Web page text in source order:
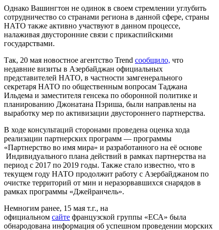
Однако Вашингтон не одинок в своем стремлении углубить
сотрудничество со странами региона в данной сфере, страны
НАТО также активно участвуют в данном процессе,
налаживая двусторонние связи с прикаспийскими
государствами.
Так, 20 мая новостное агентство Trend сообщило, что
недавние визиты в Азербайджан официальных
представителей НАТО, в частности замгенерального
секретаря НАТО по общественным вопросам Таджана
Ильдема и заместителя генсека по оборонной политике и
планированию Джонатана Пэриша, были направлены на
выработку мер по активизации двустороннего партнерства.
В ходе консультаций сторонами проведена оценка хода
реализации партнерских программ — программы
«Партнерство во имя мира» и разработанного на её основе
Индивидуального плана действий в рамках партнерства на
период с 2017 по 2019 годы. Также стало известно, что в
текущем году НАТО продолжит работу с Азербайджаном по
очистке территорий от мин и неразорвавшихся снарядов в
рамках программы «Джейранчель».
Немногим ранее, 15 мая т.г., на
официальном сайте французской группы «ЕСА» была
обнародована информация об успешном проведении морских